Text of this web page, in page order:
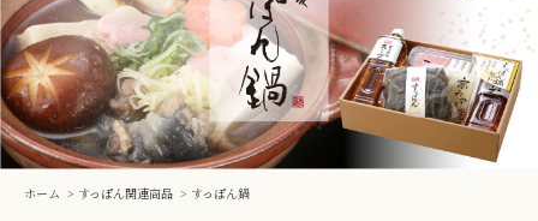
ホーム > すっぽん関連商品 > すっぽん鍋